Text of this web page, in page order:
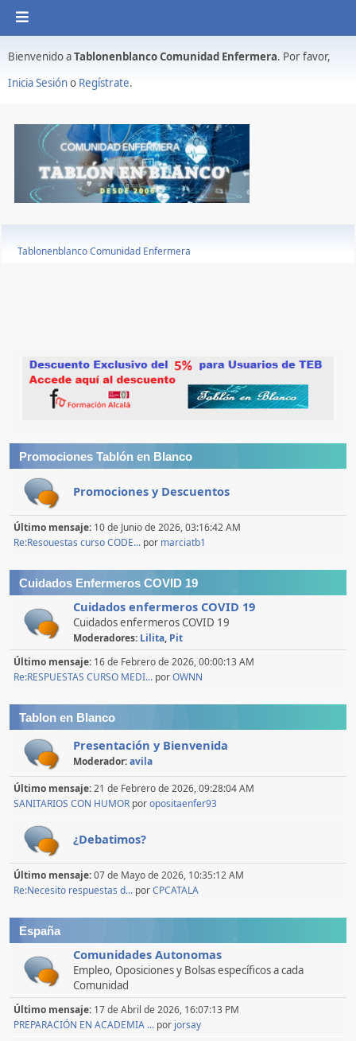
Bienvenido aTablonenblanco Comunidad Enfermera. Por favor,
Inicia Sesióno Regístrate.
Tablonenblanco Comunidad Enfermera
Promociones Tablón en Blanco
Promociones y Descuentos
Último mensaje: 10 de Junio de 2026, 03:16:42 AM
Re:Resouestas curso CODE... por marciatb1
Cuidados Enfermeros COVID 19
Cuidados enfermeros COVID 19
Cuidados enfermeros COVID 19
Moderadores: Lilita, Pit
Último mensaje: 16 de Febrero de 2026, 00:00:13 AM
Re:RESPUESTAS CURSO MEDI... porOWNN
Tablon en Blanco
Presentación y Bienvenida
Moderador:avila
Último mensaje:21 de Febrero de 2026, 09:28:04 AM
SANITARIOS CON HUMOR poropositaenfer93
¿Debatimos?
Último mensaje:07 de Mayo de 2026, 10:35:12 AM
Re:Necesito respuestas d... porCPCATALA
España
Comunidades Autonomas
Empleo, Oposiciones y Bolsas específicos a cada
Comunidad
Último mensaje: 17 de Abril de 2026, 16:07:13 PM
PREPARACIÓN EN ACADEMIA ... por jorsay